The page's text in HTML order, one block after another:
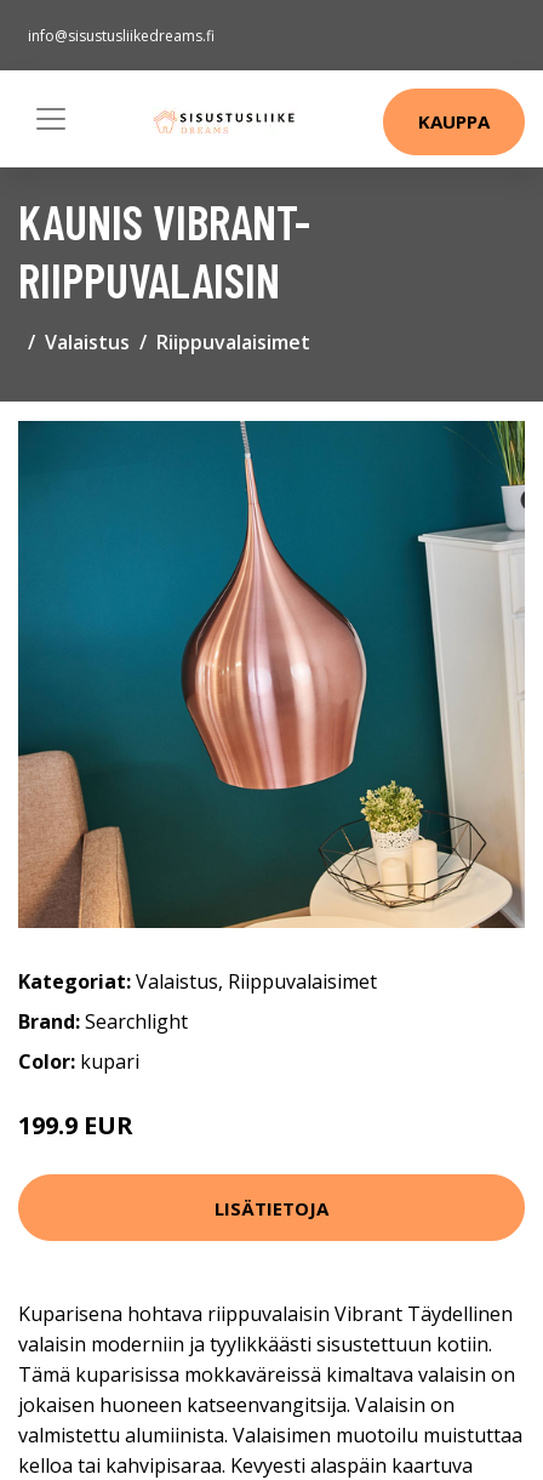
info@sisustusliikedreams.fi
KAUPPA
KAUNIS VIBRANT-
RIIPPUVALAISIN
Valaistus Riippuvalaisimet
Kategoriat:Valaistus, Riippuvalaisimet
Brand:Searchlight
Color: kupari
199.9 EUR
LISÄTIETOJA
Kuparisena hohtava riippuvalaisin Vibrant Täydellinen
valaisin moderniin ja tyylikkäästi sisustettuun kotiin.
Tämä kuparisissa mokkaväreissä kimaltava valaisin on
jokaisen huoneen katseenvangitsija. Valaisin on
valmistettu alumiinista. Valaisimen muotoilu muistuttaa
kelloa tai kahvipisaraa. Kevyesti alaspäin kaartuva